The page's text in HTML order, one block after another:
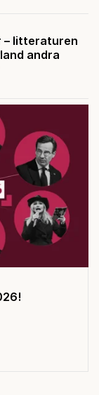
– litteraturen
andra